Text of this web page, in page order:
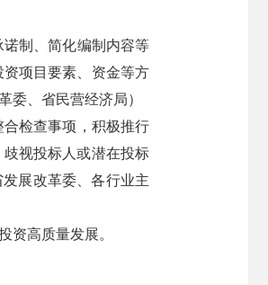
制、简化编制内容等
项目要素、资金等方
委、省民营经济局）
检查事项，积极推行
视投标人或潜在投标
展改革委、各行业主
资高质量发展。